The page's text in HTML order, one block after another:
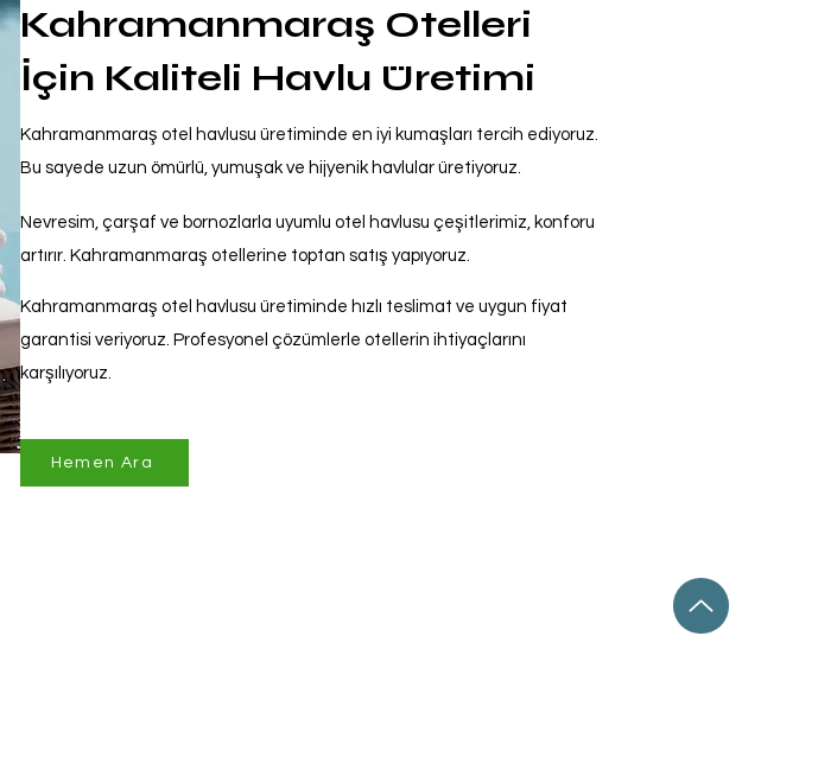
Kahramanmaraş Otelleri
İçin Kaliteli Havlu Üretimi
Kahramanmaraş otel havlusu üretiminde en iyi kumaşları tercih ediyoruz.
Bu sayede uzun ömürlü, yumuşak ve hijyenik havlular üretiyoruz.
Nevresim, çarşaf ve bornozlarla uyumlu otel havlusu çeşitlerimiz, konforu
artırır. Kahramanmaraş otellerine toptan satış yapıyoruz.
Kahramanmaraş otel havlusu üretiminde hızlı teslimat ve uygun fiyat
garantisi veriyoruz. Profesyonel çözümlerle otellerin ihtiyaçlarını
karşılıyoruz.
Hemen Ara